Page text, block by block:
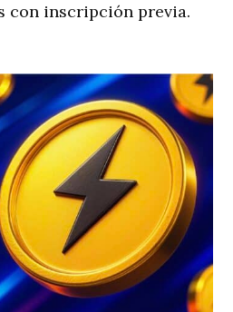
con inscripción previa.